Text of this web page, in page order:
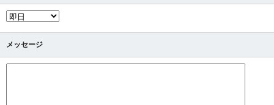
メッセージ